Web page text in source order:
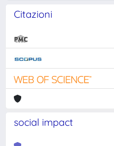
Citazioni
social impact